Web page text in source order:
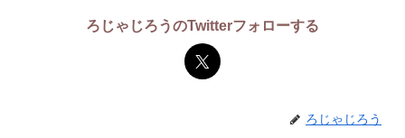
ろじゃじろうのTwitterフォローする
ろじゃじろう